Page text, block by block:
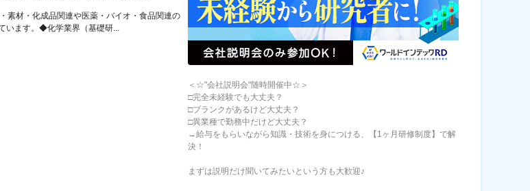
素材・化成品関連や医薬・バイオ・食品関連の
います。◆化学業界（基礎研...
＜☆"会社説明会"随時開催中☆＞
□完全未経験でも大丈夫？
□ブランクがあるけど大丈夫？
□異業種で勤務中だけど大丈夫？
→給与をもらいながら知識・技術を身につける、【1ヶ月研修制度】で解
決！
まずは説明だけ聞いてみたいという方も大歓迎♪